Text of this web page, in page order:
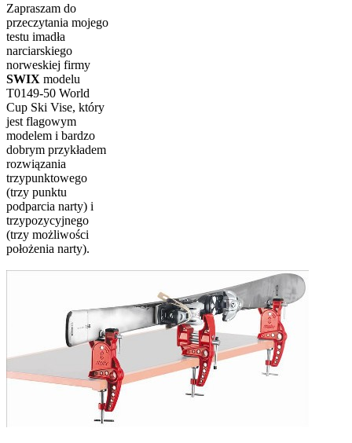
Zapraszam do
przeczytania mojego
testu imadła
narciarskiego
norweskiej firmy
SWIX modelu
T0149-50 World
Cup Ski Vise, który
jest flagowym
modelem i bardzo
dobrym przykładem
rozwiązania
trzypunktowego
(trzy punktu
podparcia narty) i
trzypozycyjnego
(trzy możliwości
położenia narty).